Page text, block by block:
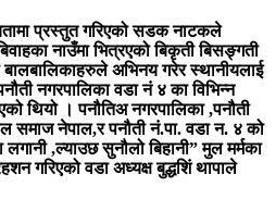
प्रस्तुत गरिएको सडक नाटकले
नाउँमा भित्रएको बिकृती बिसङ्गती
अभिनय गरेर स्थानीयलाई
नगरपालिका वडा नं ४ का विभिन्न
थियो । पनौतिअ नगरपालिका ,पनौती
समाज नेपाल,र पनौती नं.पा. वडा न. ४ को
लगानी ,ल्याउछ सुनौलो बिहानी” मुल मर्मका
गरिएको वडा अध्यक्ष बुद्धशिं थापाले